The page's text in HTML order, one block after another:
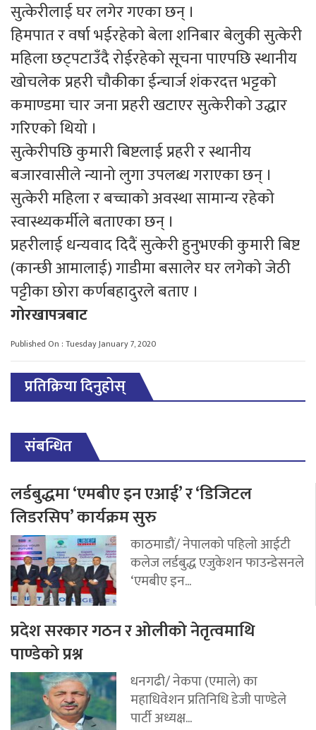
सुत्केरीलाई घर लगेर गएका छन् ।
हिमपात र वर्षा भईरहेको बेला शनिबार बेलुकी सुत्केरी
महिला छट्पटाउँदै रोईरहेको सूचना पाएपछि स्थानीय
खोचलेक प्रहरी चौकीका ईन्चार्ज शंकरदत्त भट्टको
कमाण्डमा चार जना प्रहरी खटाएर सुत्केरीको उद्धार
गरिएको थियो ।
सुत्केरीपछि कुमारी बिष्टलाई प्रहरी र स्थानीय
बजारवासीले न्यानो लुगा उपलब्ध गराएका छन् ।
सुत्केरी महिला र बच्चाको अवस्था सामान्य रहेको
स्वास्थ्यकर्मीले बताएका छन् ।
प्रहरीलाई धन्यवाद दिदैं सुत्केरी हुनुभएकी कुमारी बिष्ट
(कान्छी आमालाई) गाडीमा बसालेर घर लगेको जेठी
पट्टीका छोरा कर्णबहादुरले बताए ।
गोरखापत्रबाट
Published On : Tuesday January 7, 2020
प्रतिक्रिया दिनुहोस्
संबन्धित
लर्डबुद्धमा ‘एमबीए इन एआई’ र ‘डिजिटल
लिडरसिप’ कार्यक्रम सुरु
काठमाडौं/ नेपालको पहिलो आईटी
कलेज लर्डबुद्ध एजुकेशन फाउन्डेसनले
‘एमबीए इन...
प्रदेश सरकार गठन र ओलीको नेतृत्वमाथि
पाण्डेको प्रश्न
धनगढी/ नेकपा (एमाले) का
महाधिवेशन प्रतिनिधि डेजी पाण्डेले
पार्टी अध्यक्ष...